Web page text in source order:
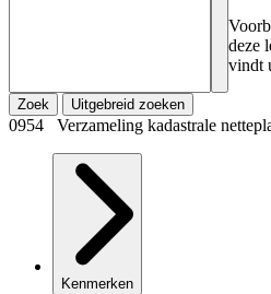
deze
vindt
Zoek Uitgebreid zoeken
0954 Verzameling kadastrale
Kenmerken